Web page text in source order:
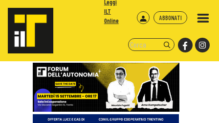
ABBONATI
Leggi
ILT
Online